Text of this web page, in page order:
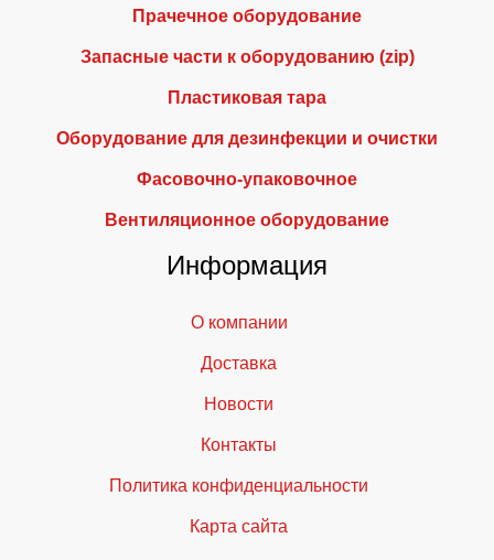
Прачечное оборудование
Запасные части к оборудованию (zip)
Пластиковая тара
Оборудование для дезинфекции и очистки
Фасовочно-упаковочное
Вентиляционное оборудование
Информация
О компании
Доставка
Новости
Контакты
Политика конфиденциальности
Карта сайта